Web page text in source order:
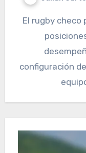
El rugby checo presenta una diversa gama de
configuración